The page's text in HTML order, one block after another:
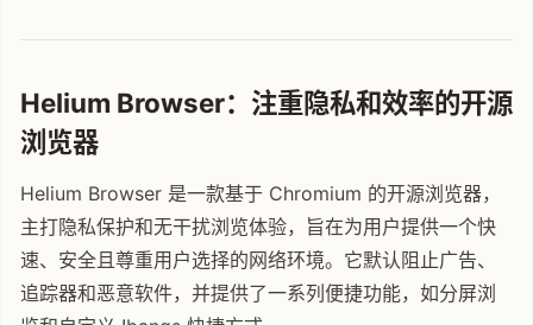
Helium Browser：注重隐私和效率的开源
浏览器
Helium Browser 是一款基于 Chromium 的开源浏览器，
主打隐私保护和无干扰浏览体验，旨在为用户提供一个快
速、安全且尊重用户选择的网络环境。它默认阻止广告、
追踪器和恶意软件，并提供了一系列便捷功能，如分屏浏